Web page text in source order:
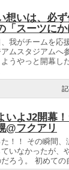
想いは、必
「スーツにか
我がチームを応
アムスタジアムへ
うやっと開幕し
いよJ2開幕
@フクアリ
た！！ その瞬間
いなかったが、
ろう。 初めての